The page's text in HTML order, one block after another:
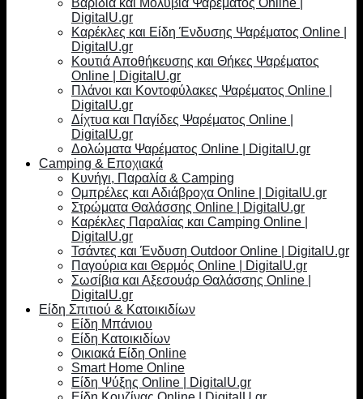
Βαρίδια και Μολύβια Ψαρέματος Online |
DigitalU.gr
Καρέκλες και Είδη Ένδυσης Ψαρέματος Online |
DigitalU.gr
Κουτιά Αποθήκευσης και Θήκες Ψαρέματος
Online | DigitalU.gr
Πλάνοι και Κοντοφύλακες Ψαρέματος Online |
DigitalU.gr
Δίχτυα και Παγίδες Ψαρέματος Online |
DigitalU.gr
Δολώματα Ψαρέματος Online | DigitalU.gr
Camping & Εποχιακά
Κυνήγι, Παραλία & Camping
Ομπρέλες και Αδιάβροχα Online | DigitalU.gr
Στρώματα Θαλάσσης Online | DigitalU.gr
Καρέκλες Παραλίας και Camping Online |
DigitalU.gr
Τσάντες και Ένδυση Outdoor Online | DigitalU.gr
Παγούρια και Θερμός Online | DigitalU.gr
Σωσίβια και Αξεσουάρ Θαλάσσης Online |
DigitalU.gr
Είδη Σπιτιού & Κατοικιδίων
Είδη Μπάνιου
Είδη Κατοικιδίων
Οικιακά Είδη Online
Smart Home Online
Είδη Ψύξης Online | DigitalU.gr